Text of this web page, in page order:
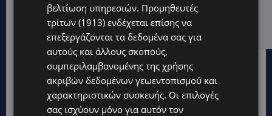
ΛΑΤΣΙΑ-ΓΕΡΙ: Στο επίκεντρο η δημιουργία δομών για
ασυνόδευτους ανήλικους – Αντιδρά ο Δήμος,
στηρίζει υπό προϋποθέσεις το Κίνημα Οικολόγων
βελτίωση υπηρεσιών. Προμηθευτές
τρίτων (1913) ενδέχεται επίσης να
επεξεργάζονται τα δεδομένα σας για
αυτούς και άλλους σκοπούς,
συμπεριλαμβανομένης της χρήσης
ακριβών δεδομένων γεωεντοπισμού και
χαρακτηριστικών συσκευής. Οι επιλογές
σας ισχύουν μόνο για αυτόν τον